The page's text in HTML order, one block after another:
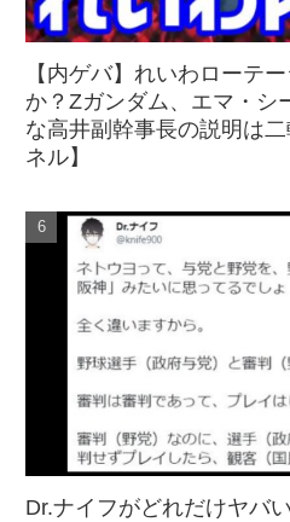
【内ゲバ】れいわローテ
か？Zガンダム、エマ・シ
な高井副幹事長の説明は
ネル】
Dr.ナイフがどれだけヤバ